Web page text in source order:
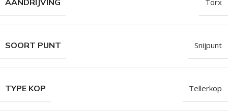
AANDRIJVING Torx
SOORT PUNT Snijpunt
TYPE KOP Tellerkop